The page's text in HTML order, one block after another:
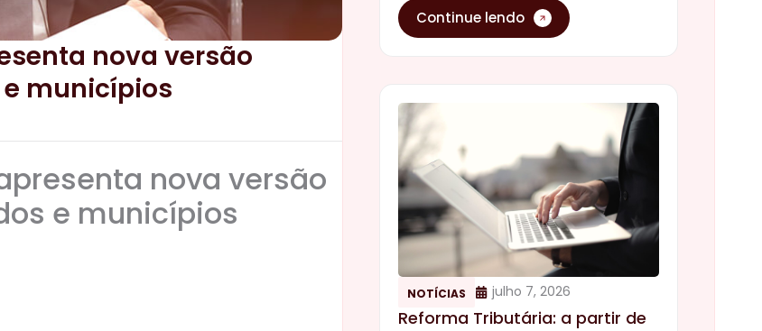
Continue lendo
NOTÍCIAS julho 7, 2026
Reforma Tributária: a partir de
nova versão
municípios
nova versão
e municípios